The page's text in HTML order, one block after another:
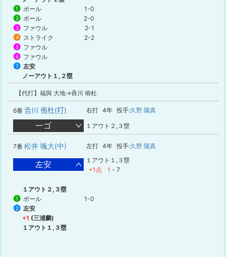
1 ボール 1-0
2 ボール 2-0
3 ファウル 2-1
4 ストライク 2-2
5 ファウル
6 ファウル
7
左安
ノーアウト１,２塁
【代打】福與 大地→𠮷川 侑杜
6番 𠮷川 侑杜(打) 右打 4年 投手:久野 陽真
一ゴ １アウト２,３塁
7番 松井 颯大(中) 左打 4年 投手:久野 陽真
左安
１アウト１,３塁
+1点
1 - 7
１アウト２,３塁
1 ボール 1-0
2
左安
+1 (三浦麟)
１アウト１,３塁